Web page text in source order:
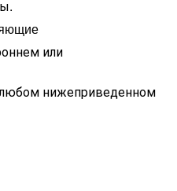
или
нижеприведенном